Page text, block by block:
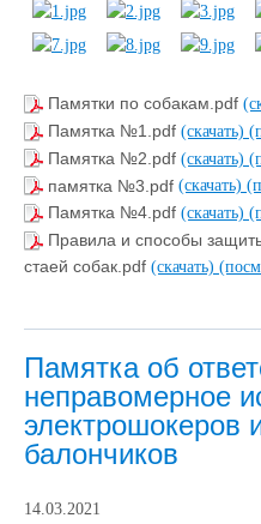
Памятки по собакам.pdf
Памятка №1.pdf (скачать)
Памятка №2.pdf (скачать)
памятка №3.pdf (скачать)
Памятка №4.pdf (скачать)
Правила и способы
стаей собак.pdf (скачать)
Памятка об
неправомерное
электрошокеров
балончиков
14.03.2021